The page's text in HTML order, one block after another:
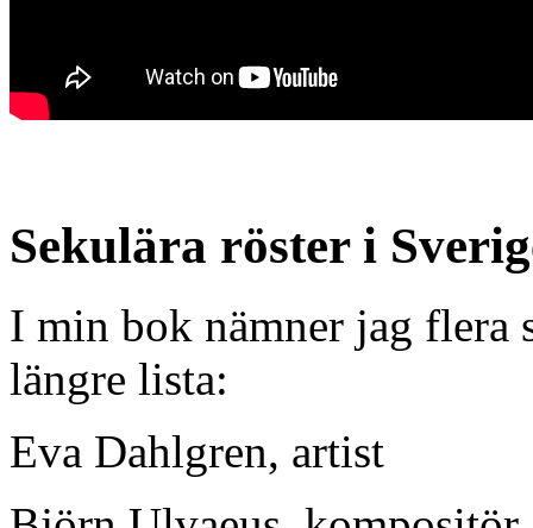
Sekulära röster i
I min bok nämner jag flera
längre lista:
Eva Dahlgren, artist